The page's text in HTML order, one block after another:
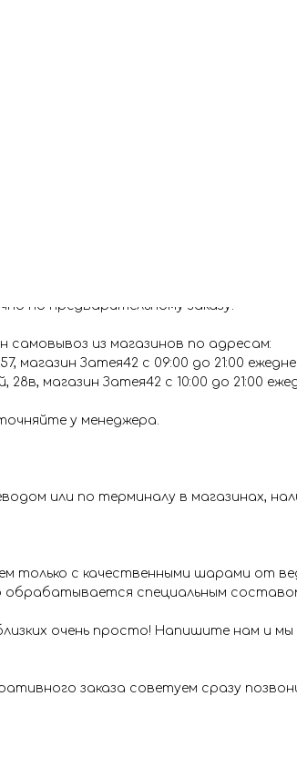
по предварительному заказу.
самовывоз из магазинов по адресам:
магазин Затея42 с 09:00 до 21:00
28в, магазин Затея42 с 10:00 до 21:00
у менеджера.
или по терминалу в магазинах,
только с качественными шарами от
специальным
очень просто! Напишите нам и
заказа советуем сразу